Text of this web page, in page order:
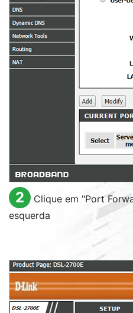
2 Clique em "Port
esquerda